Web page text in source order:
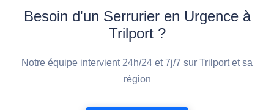
Besoin d'un Serrurier en Urgence à
Trilport ?
Notre équipe intervient 24h/24 et 7j/7 sur Trilport et sa
région